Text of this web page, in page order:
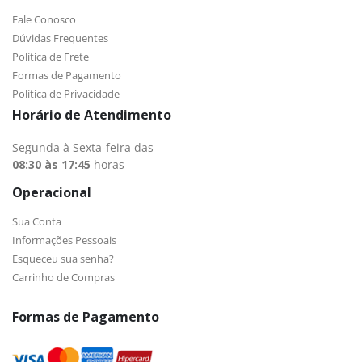
Fale Conosco
Dúvidas Frequentes
Política de Frete
Formas de Pagamento
Política de Privacidade
Horário de Atendimento
Segunda à Sexta-feira das
08:30 às 17:45 horas
Operacional
Sua Conta
Informações Pessoais
Esqueceu sua senha?
Carrinho de Compras
Formas de Pagamento